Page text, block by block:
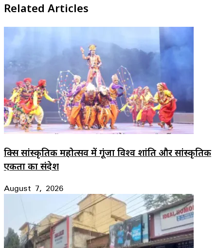
Related Articles
ब्रिक्स सांस्कृतिक महोत्सव में गूंजा विश्व शांति और सांस्कृतिक
एकता का संदेश
August 7, 2026